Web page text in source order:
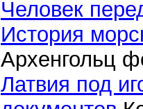
Человек
История
Архенгольц
Латвия под